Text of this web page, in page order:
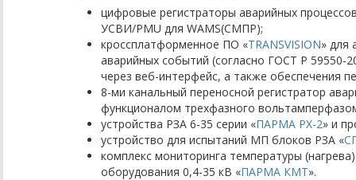
цифровые регистраторы аварийных
УСВИ/PMU для WAMS(СМПР);
кроссплатформенное ПО «TRANSVISION» для
аварийных событий (согласно ГОСТ Р
через веб-интерфейс, а также обеспечения
8-ми канальный переносной регистратор
функционалом трехфазного
устройства РЗА 6-35 серии «ПАРМА РХ-2» и
устройство для испытаний МП блоков РЗА «
комплекс мониторинга температуры
оборудования 0,4-35 кВ «ПАРМА КМТ».